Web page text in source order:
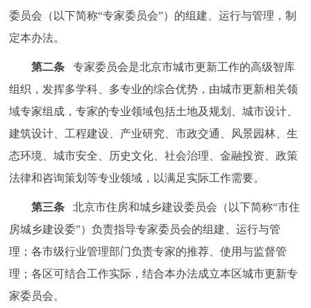
ENGLISH 한국어
DEUTSCH FRANÇAIS РУССКИЙ ЯЗЫК
ESPAÑOL العربية PORTUGUÊS
ITALIANO
回到顶部
委员会（以下简称“专家委员会”）的组建、运行与管理，制
定本办法。
第二条专家委员会是北京市城市更新工作的高级智库
组织，发挥多学科、多专业的综合优势，由城市更新相关领
域专家组成，专家的专业领域包括土地及规划、城市设计、
建筑设计、工程建设、产业研究、市政交通、风景园林、生
态环境、城市安全、历史文化、社会治理、金融投资、政策
法律和咨询策划等专业领域，以满足实际工作需要。
第三条北京市住房和城乡建设委员会（以下简称“市住
房城乡建设委”）负责指导专家委员会的组建、运行与管
理；各市级行业管理部门负责专家的推荐、使用与监督管
理；各区可结合工作实际，结合本办法成立本区城市更新专
家委员会。